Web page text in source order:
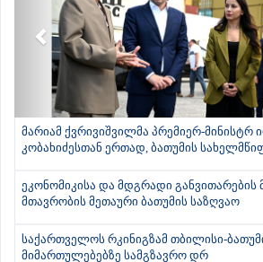
მარიამ ქვრივიშვილმა პრემიერ-მინისტრ
კობახიძესთან ერთად, ბათუმის
ეკონომიკისა და მდგრადი განვითარების
მთავრობის მეთაური ბათუმის საზღვაო
საქართველოს რკინიგზამ თბილისი-
მიმართულებებზე სამგზავრო დრ